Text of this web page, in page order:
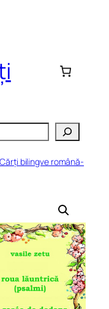
Cărți bilingve română-